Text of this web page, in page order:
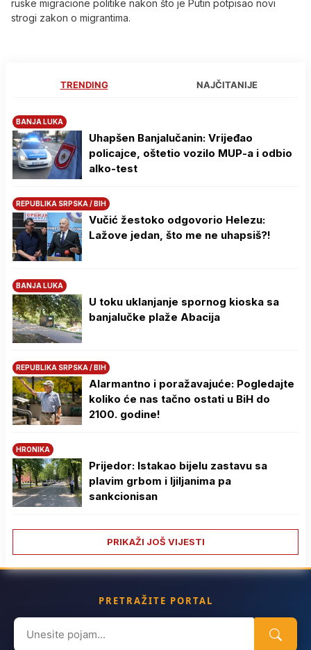
ruske migracione politike nakon što je Putin potpisao novi
strogi zakon o migrantima.
TRENDING NAJČITANIJE
BANJA LUKA
Uhapšen Banjalučanin: Vrijeđao
policajce, oštetio vozilo MUP-a i odbio
alko-test
REPUBLIKA SRPSKA / BIH
Vučić žestoko odgovorio Helezu:
Lažove jedan, što me ne uhapsiš?!
BANJA LUKA
U toku uklanjanje spornog kioska sa
banjalučke plaže Abacija
REPUBLIKA SRPSKA / BIH
Alarmantno i poražavajuće: Pogledajte
koliko će nas tačno ostati u BiH do
2100. godine!
HRONIKA
Prijedor: Istakao bijelu zastavu sa
plavim grbom i ljiljanima pa
sankcionisan
PRIKAŽI JOŠ VIJESTI
PRETRAŽITE PORTAL
Search
for: